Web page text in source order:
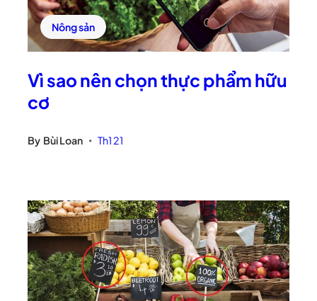
Nông sản
Vì sao nên chọn thực phẩm hữu
cơ
By Bùi Loan • Th1 21